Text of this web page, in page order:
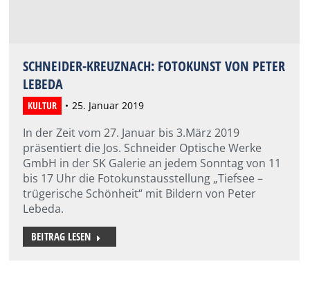
SCHNEIDER-KREUZNACH: FOTOKUNST VON PETER
LEBEDA
KULTUR 25. Januar 2019
In der Zeit vom 27. Januar bis 3.März 2019
präsentiert die Jos. Schneider Optische Werke
GmbH in der SK Galerie an jedem Sonntag von 11
bis 17 Uhr die Fotokunstausstellung „Tiefsee –
trügerische Schönheit“ mit Bildern von Peter
Lebeda.
BEITRAG LESEN